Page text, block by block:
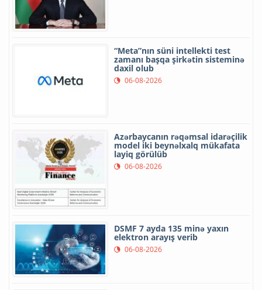
“Meta”nın süni intellekti test
zamanı başqa şirkətin sisteminə
daxil olub
06-08-2026
Azərbaycanın rəqəmsal idarəçilik
model iki beynəlxalq mükafata
layiq görülüb
06-08-2026
DSMF 7 ayda 135 minə yaxın
elektron arayış verib
06-08-2026